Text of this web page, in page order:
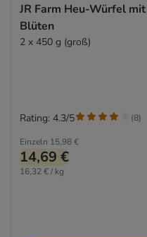
JR Farm Heu-Würfel mit
Blüten
2 x 450 g (groß)
Einzeln 15,98 €
14,69 €
16,32 € / kg
Rating: 4.3/5 (8)